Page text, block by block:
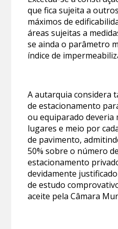
que fica sujeita a
máximos de
áreas sujeitas a
se ainda o parâmetro
índice de
A autarquia considera
de estacionamento
ou equiparado deveria
lugares e meio por
de pavimento,
50% sobre o número
estacionamento
devidamente
de estudo
aceite pela Câmara